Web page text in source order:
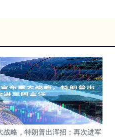
略，特朗普出浑招：再次进军